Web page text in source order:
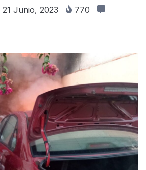
21 Junio, 2023
770